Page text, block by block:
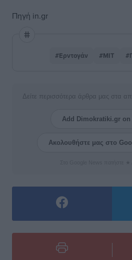
Πηγή in.gr
#Ερντογάν #ΜΙΤ
Δείτε περισσότερα άρθρα μας στα
Add Dimokratiki.gr
Ακολουθήστε μας στο